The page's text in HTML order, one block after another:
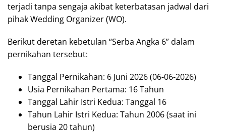
terjadi tanpa sengaja akibat keterbatasan jadwal dari
pihak Wedding Organizer (WO).
Berikut deretan kebetulan “Serba Angka 6” dalam
pernikahan tersebut:
Tanggal Pernikahan: 6 Juni 2026 (06-06-2026)
Usia Pernikahan Pertama: 16 Tahun
Tanggal Lahir Istri Kedua: Tanggal 16
Tahun Lahir Istri Kedua: Tahun 2006 (saat ini
berusia 20 tahun)